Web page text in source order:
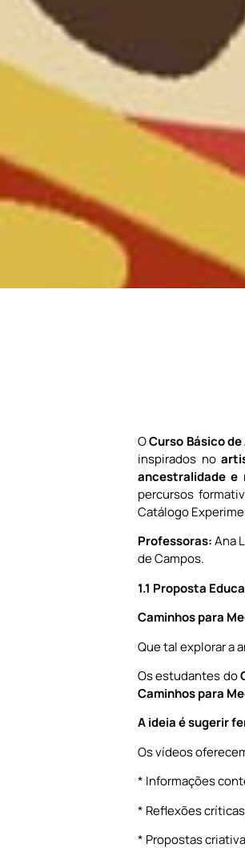
OCurso Básico
inspirados no
ancestralidade e
percursos
Catálogo
Professoras:Ana
de Campos.
1.1 Proposta
Caminhos para
Que tal explorar a
Os estudantes do
Caminhos para
A ideia é sugerir
Os vídeos
* Informações
* Reflexões
* Propostas